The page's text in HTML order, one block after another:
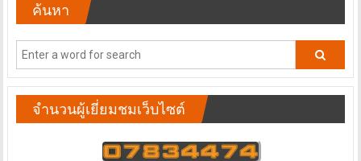
ค้นหา
จำนวนผู้เยี่ยมชมเว็บไซต์